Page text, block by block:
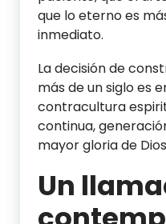
que lo eterno es
inmediato.
La decisión de
más de un siglo es
contracultura
continua,
mayor gloria de
Un